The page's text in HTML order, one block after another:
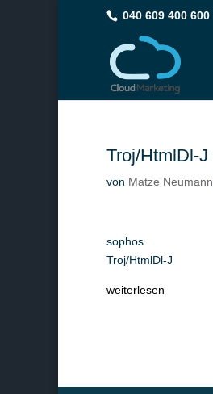
040 609 400 600
Troj/HtmlDl-J
von Matze Neumann
sophos
Troj/HtmlDl-J
weiterlesen